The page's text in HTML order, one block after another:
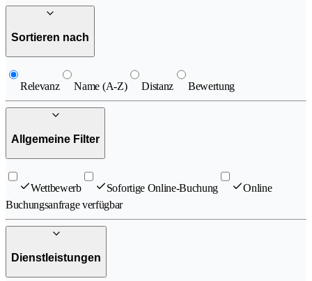
Sortieren nach
Relevanz Name (A-Z) Distanz Bewertung
Allgemeine Filter
Wettbewerb Sofortige Online-Buchung
Online
Buchungsanfrage verfügbar
Dienstleistungen